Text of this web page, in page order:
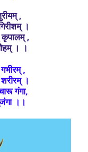
,
।
,
। ।
,
।
गंगा,
।।